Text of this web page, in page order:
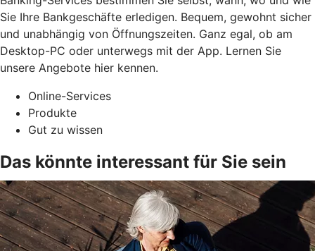
Sie Ihre Bankgeschäfte erledigen. Bequem, gewohnt sicher
und unabhängig von Öffnungszeiten. Ganz egal, ob am
Desktop-PC oder unterwegs mit der App. Lernen Sie
unsere Angebote hier kennen.
Online-Services
Produkte
Gut zu wissen
Das könnte interessant für Sie sein